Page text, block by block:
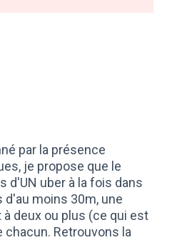
par la présence
je propose que le
d'UN uber à la fois dans
moins 30m, une
deux ou plus (ce qui est
Retrouvons la